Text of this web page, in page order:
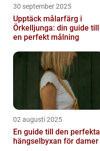
30 september 2025
Upptäck målarfärg i
Örkelljunga: din guide till
en perfekt målning
02 augusti 2025
En guide till den perfekta
hängselbyxan för damer